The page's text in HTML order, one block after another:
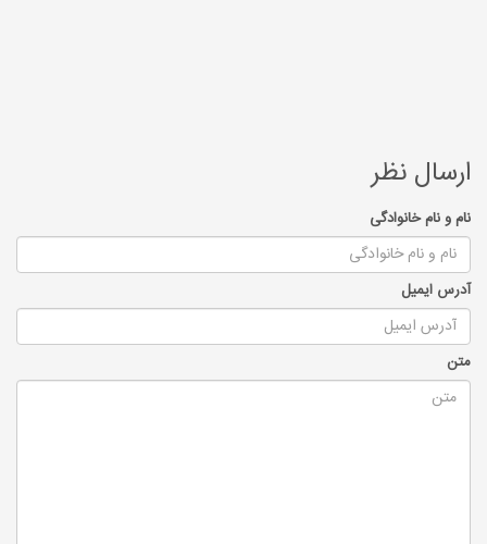
ارسال نظر
نام و نام خانوادگی
آدرس ایمیل
متن